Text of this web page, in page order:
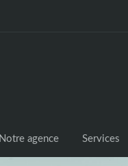
Notre agence Services